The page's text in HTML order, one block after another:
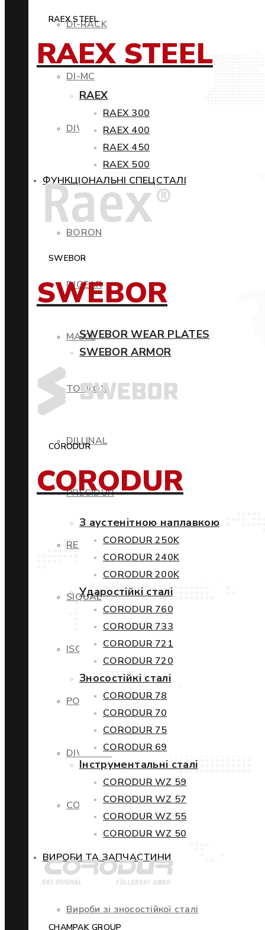
DI-RACK
DI-MC
DIWIND
ФУНКЦІОНАЛЬНІ СПЕЦСТАЛІ
BORON
DIGEAR
MAXIL
TOOLOX
DILLINAL
PRECIDUR
RESTIL
SIQUAL
ISOVAC
POWERCORE
DIWETEN
COR-TEN
ВИРОБИ ТА ЗАПЧАСТИНИ
Вироби зі зносостійкої сталі
RAEX STEEL
RAEX STEEL
RAEX
RAEX 300
RAEX 400
RAEX 450
RAEX 500
SWEBOR
SWEBOR
SWEBOR WEAR PLATES
SWEBOR ARMOR
CORODUR
CORODUR
З аустенітною наплавкою
CORODUR 250K
CORODUR 240K
CORODUR 200K
Ударостійкі сталі
CORODUR 760
CORODUR 733
CORODUR 721
CORODUR 720
Зносостійкі сталі
CORODUR 78
CORODUR 70
CORODUR 75
CORODUR 69
Інструментальні сталі
CORODUR WZ 59
CORODUR WZ 57
CORODUR WZ 55
CORODUR WZ 50
CHAMPAK GROUP